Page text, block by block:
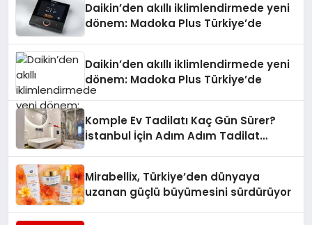
Daikin’den akıllı iklimlendirmede yeni
dönem: Madoka Plus Türkiye’de
Daikin’den akıllı iklimlendirmede yeni
dönem: Madoka Plus Türkiye’de
Komple Ev Tadilatı Kaç Gün Sürer?
İstanbul İçin Adım Adım Tadilat
Mirabellix, Türkiye’den dünyaya
uzanan güçlü büyümesini sürdürüyor